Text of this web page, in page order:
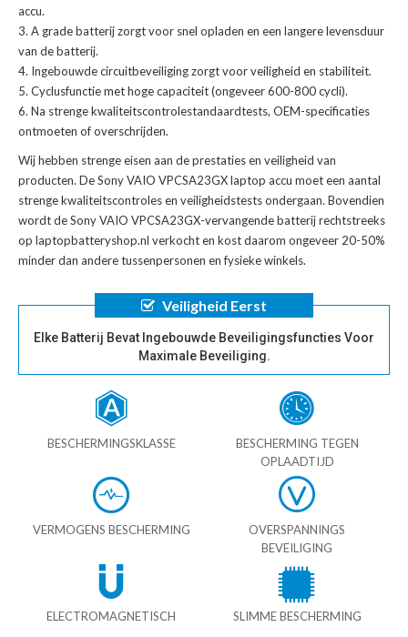
accu.
A grade batterij zorgt voor snel opladen en een langere levensduur
van de batterij.
Ingebouwde circuitbeveiliging zorgt voor veiligheid en stabiliteit.
Cyclusfunctie met hoge capaciteit (ongeveer 600-800 cycli).
Na strenge kwaliteitscontrolestandaardtests, OEM-specificaties
ontmoeten of overschrijden.
Wij hebben strenge eisen aan de prestaties en veiligheid van
producten. DeSony VAIO VPCSA23GX laptop accu moet een aantal
strenge kwaliteitscontroles en veiligheidstests ondergaan. Bovendien
wordt deSony VAIO VPCSA23GX-vervangende batterijrechtstreeks
op laptopbatteryshop.nl verkocht en kost daarom ongeveer 20-50%
minder dan andere tussenpersonen en fysieke winkels.
Veiligheid Eerst
Elke Batterij Bevat Ingebouwde Beveiligingsfuncties Voor
Maximale Beveiliging.
BESCHERMINGSKLASSE
BESCHERMING TEGEN
OPLAADTIJD
VERMOGENS BESCHERMING
OVERSPANNINGS
BEVEILIGING
ELECTROMAGNETISCH SLIMME BESCHERMING